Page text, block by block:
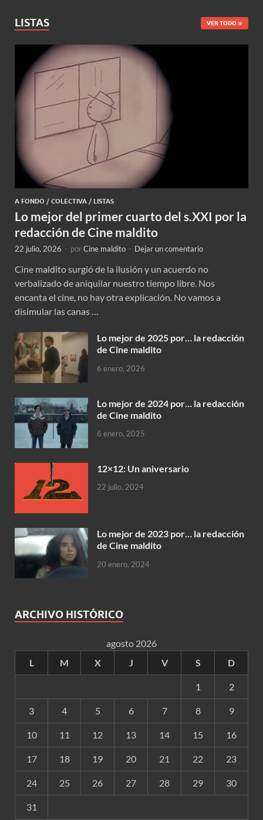
LISTAS VER TODO
A FONDO / COLECTIVA / LISTAS
Lo mejor del primer cuarto del s.XXI por la
redacción de Cine maldito
22 julio, 2026 - porCine maldito - Dejar un comentario
Cine maldito surgió de la ilusión y un acuerdo no
verbalizado de aniquilar nuestro tiempo libre. Nos
encanta el cine, no hay otra explicación. No vamos a
disimular las canas …
Lo mejor de 2025 por… la redacción
de Cine maldito
6 enero, 2026
Lo mejor de 2024 por… la redacción
de Cine maldito
6 enero, 2025
12×12: Un aniversario
22 julio, 2024
Lo mejor de 2023 por… la redacción
de Cine maldito
20 enero, 2024
ARCHIVO HISTÓRICO
agosto 2026
L
M X J V S D
1 2
3 4 5 6 7 8 9
10 11 12 13 14 15 16
17 18 19 20 21 22 23
24 25 26 27 28 29 30
31